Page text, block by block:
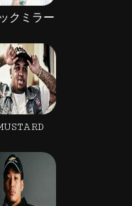
クミラー